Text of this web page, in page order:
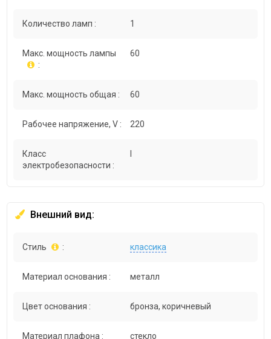
Количество ламп : 1
Макс. мощность лампы
:
60
Макс. мощность общая : 60
Рабочее напряжение, V : 220
Класс
электробезопасности :
Внешний вид:
Стиль : классика
Материал основания : металл
Цвет основания : бронза, коричневый
Материал плафона : стекло